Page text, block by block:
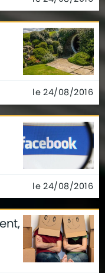
le 24/08/2016
le 24/08/2016